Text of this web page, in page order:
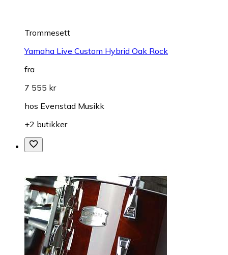
Trommesett
Yamaha Live Custom Hybrid Oak Rock
fra
7 555 kr
hos Evenstad Musikk
+2 butikker